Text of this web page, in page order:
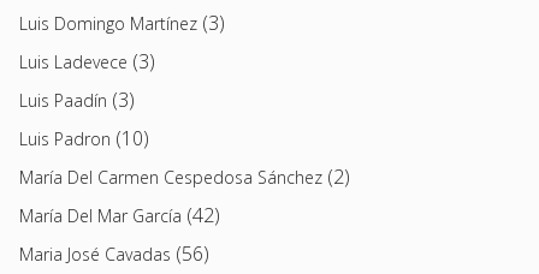
Luis Domingo Martínez (3)
Luis Ladevece (3)
Luis Paadín (3)
Luis Padron (10)
María Del Carmen Cespedosa Sánchez (2)
María Del Mar García (42)
Maria José Cavadas (56)